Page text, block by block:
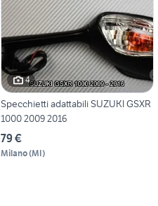
4
Specchietti adattabili SUZUKI GSXR
1000 2009 2016
79 €
Milano(MI)